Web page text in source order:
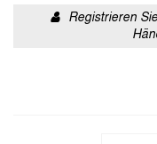
Registrieren